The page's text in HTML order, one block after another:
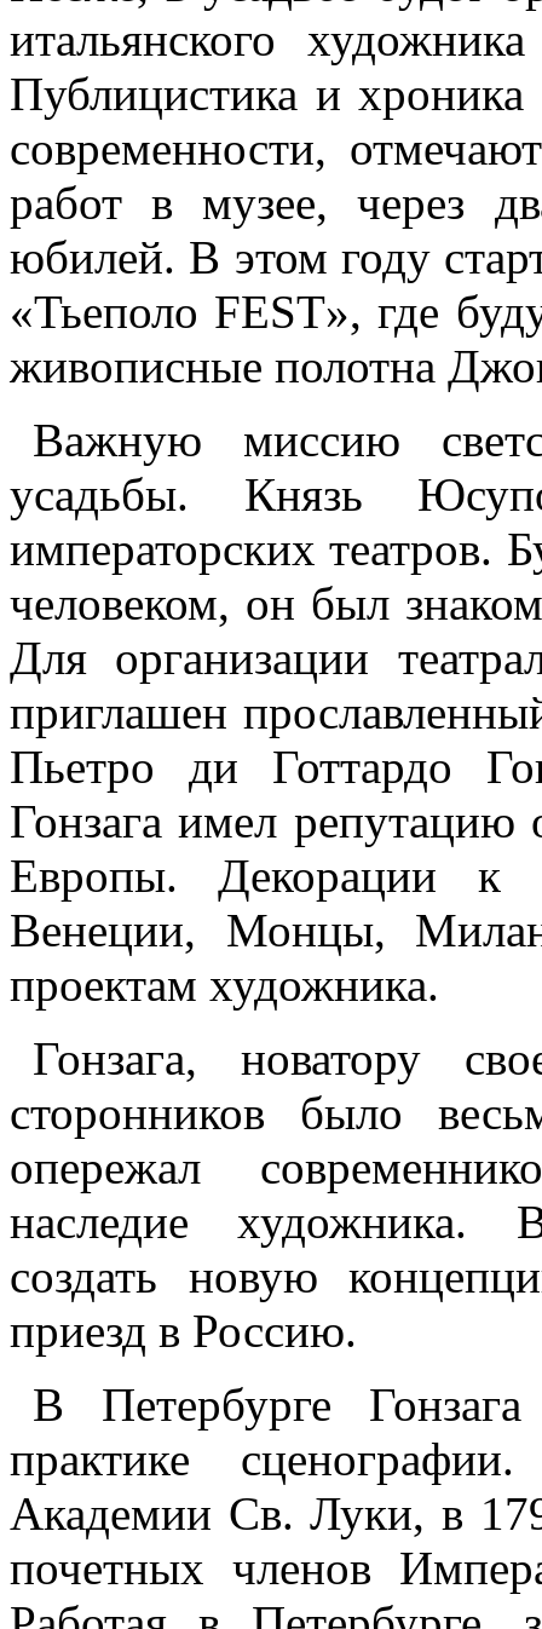
итальянского
Публицистика и
современности,
работ в музее, через
юбилей. В этом году
«Тьеполо FEST», где
живописные полотна
Важную миссию
усадьбы. Князь
императорских театров.
человеком, он был
Для организации
приглашен
Пьетро ди Готтардо
Гонзага имел
Европы. Декорации к
Венеции, Монцы,
проектам художника.
Гонзага, новатору
сторонников было
опережал
наследие художника.
создать новую
приезд в Россию.
В Петербурге
практике
Академии Св. Луки, в
почетных членов